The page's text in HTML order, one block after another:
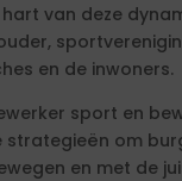
van deze
en de inwoners.
sport en
strategieën om
en met de